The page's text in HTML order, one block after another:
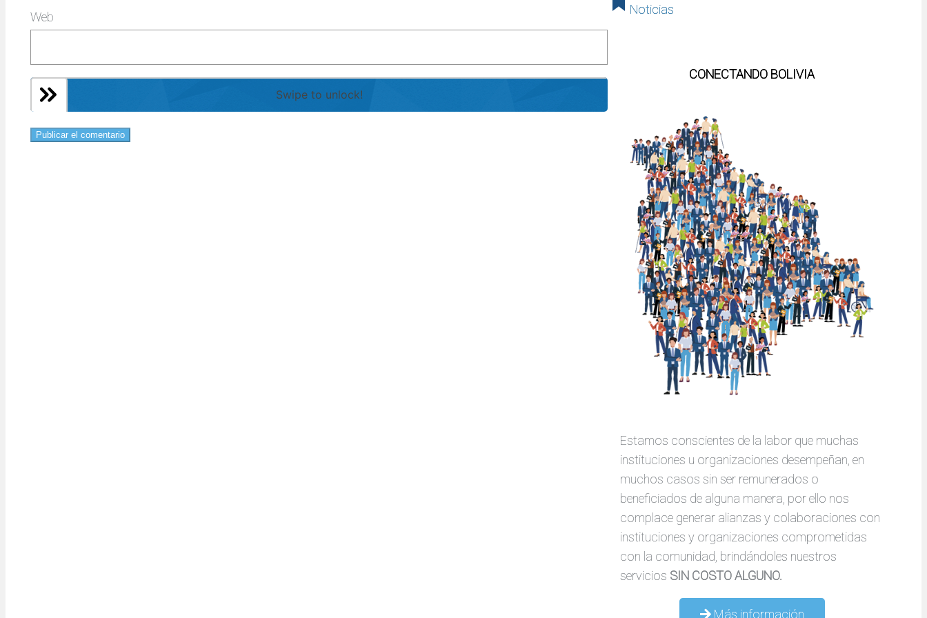
Web
Swipe to unlock!
Noticias
CONECTANDO BOLIVIA
Estamos conscientes de la labor que muchas
instituciones u organizaciones desempeñan, en
muchos casos sin ser remunerados o
beneficiados de alguna manera, por ello nos
complace generar alianzas y colaboraciones con
instituciones y organizaciones comprometidas
con la comunidad, brindándoles nuestros
servicios SIN COSTO ALGUNO.
Más información